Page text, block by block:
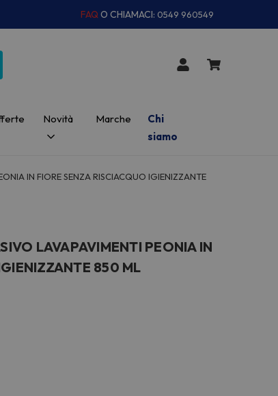
FAQ O CHIAMACI: 0549 960549
Novità Marche
Chi
siamo
IN FIORE SENZA RISCIACQUO IGIENIZZANTE
LAVAPAVIMENTI PEONIA IN
850 ML